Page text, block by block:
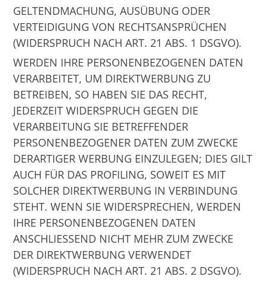
GELTENDMACHUNG, AUSÜBUNG ODER
VERTEIDIGUNG VON RECHTSANSPRÜCHEN
(WIDERSPRUCH NACH ART. 21 ABS. 1 DSGVO).
WERDEN IHRE PERSONENBEZOGENEN DATEN
VERARBEITET, UM DIREKTWERBUNG ZU
BETREIBEN, SO HABEN SIE DAS RECHT,
JEDERZEIT WIDERSPRUCH GEGEN DIE
VERARBEITUNG SIE BETREFFENDER
PERSONENBEZOGENER DATEN ZUM ZWECKE
DERARTIGER WERBUNG EINZULEGEN; DIES GILT
AUCH FÜR DAS PROFILING, SOWEIT ES MIT
SOLCHER DIREKTWERBUNG IN VERBINDUNG
STEHT. WENN SIE WIDERSPRECHEN, WERDEN
IHRE PERSONENBEZOGENEN DATEN
ANSCHLIESSEND NICHT MEHR ZUM ZWECKE
DER DIREKTWERBUNG VERWENDET
(WIDERSPRUCH NACH ART. 21 ABS. 2 DSGVO).